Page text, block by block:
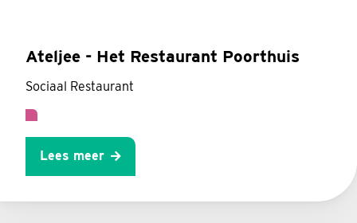
Ateljee - Het Restaurant Poorthuis
Sociaal Restaurant
Lees meer